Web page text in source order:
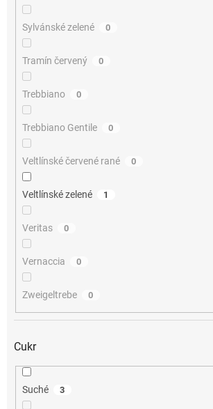
Sylvánské zelené 0
Tramín červený 0
Trebbiano 0
Trebbiano Gentile 0
Veltlínské červené rané 0
Veltlínské zelené 1
Veritas 0
Vernaccia 0
Zweigeltrebe 0
Cukr
Suché 3